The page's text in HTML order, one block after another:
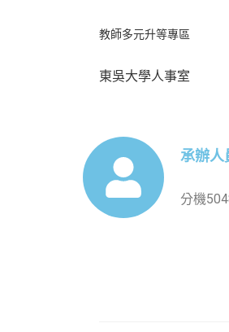
教師多元升等專區
東吳大學人事室
承辦
分機